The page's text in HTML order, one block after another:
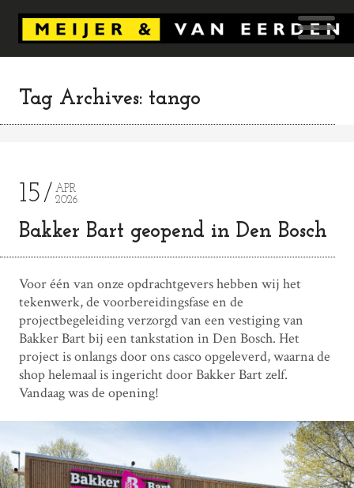
Tag Archives: tango
15
APR
2026
Bakker Bart geopend in Den Bosch
Voor één van onze opdrachtgevers hebben wij het
tekenwerk, de voorbereidingsfase en de
projectbegeleiding verzorgd van een vestiging van
Bakker Bart bij een tankstation in Den Bosch. Het
project is onlangs door ons casco opgeleverd, waarna de
shop helemaal is ingericht door Bakker Bart zelf.
Vandaag was de opening!